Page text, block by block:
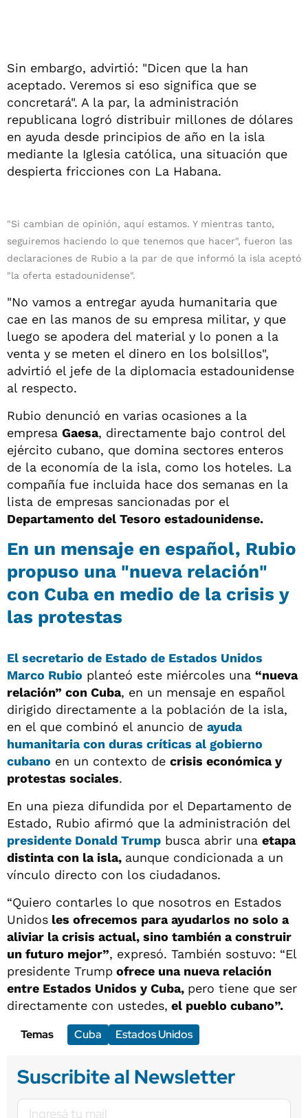
Sin embargo, advirtió: "Dicen que la han
aceptado. Veremos si eso significa que se
concretará". A la par, la administración
republicana logró distribuir millones de dólares
en ayuda desde principios de año en la isla
mediante la Iglesia católica, una situación que
despierta fricciones con La Habana.
"Si cambian de opinión, aquí estamos. Y mientras tanto,
seguiremos haciendo lo que tenemos que hacer", fueron las
declaraciones de Rubio a la par de que informó la isla aceptó
"la oferta estadounidense".
"No vamos a entregar ayuda humanitaria que
cae en las manos de su empresa militar, y que
luego se apodera del material y lo ponen a la
venta y se meten el dinero en los bolsillos",
advirtió el jefe de la diplomacia estadounidense
al respecto.
Rubio denunció en varias ocasiones a la
empresa Gaesa, directamente bajo control del
ejército cubano, que domina sectores enteros
de la economía de la isla, como los hoteles. La
compañía fue incluida hace dos semanas en la
lista de empresas sancionadas por el
Departamento del Tesoro estadounidense.
En un mensaje en español, Rubio
propuso una "nueva relación"
con Cuba en medio de la crisis y
las protestas
El secretario de Estado de Estados Unidos
Marco Rubio planteó este miércoles una “nueva
relación” con Cuba, en un mensaje en español
dirigido directamente a la población de la isla,
en el que combinó el anuncio de ayuda
humanitaria con duras críticas al gobierno
cubano en un contexto de crisis económica y
protestas sociales.
En una pieza difundida por el Departamento de
Estado, Rubio afirmó que la administración del
presidente Donald Trump busca abrir una etapa
distinta con la isla, aunque condicionada a un
vínculo directo con los ciudadanos.
“Quiero contarles lo que nosotros en Estados
Unidos les ofrecemos para ayudarlos no solo a
aliviar la crisis actual, sino también a construir
un futuro mejor”, expresó. También sostuvo: “El
presidente Trump ofrece una nueva relación
entre Estados Unidos y Cuba, pero tiene que ser
directamente con ustedes, el pueblo cubano”.
Temas
Cuba Estados Unidos
Suscribite al Newsletter